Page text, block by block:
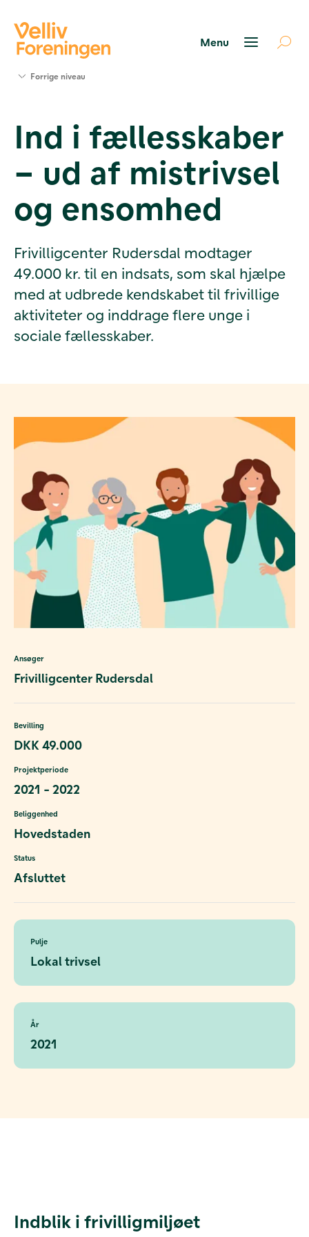
Værktøjer
og viden
Foreningen
os
Forrige niveau
Ind i fællesskaber
– ud af mistrivsel
og ensomhed
Frivilligcenter Rudersdal modtager
49.000 kr. til en indsats, som skal hjælpe
med at udbrede kendskabet til frivillige
aktiviteter og inddrage flere unge i
sociale fællesskaber.
Ansøger
Frivilligcenter Rudersdal
Bevilling
DKK 49.000
Projektperiode
2021 - 2022
Beliggenhed
Hovedstaden
Status
Afsluttet
Pulje
Lokal trivsel
År
2021
Indblik i frivilligmiljøet